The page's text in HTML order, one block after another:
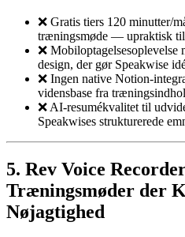
❌ Gratis tiers 120 minutter/
træningsmøde — upraktisk
❌ Mobiloptagelsesoplevelse
design, der gør Speakwise
❌ Ingen native Notion-
vidensbase fra
❌ AI-resumékvalitet til
Speakwises strukturerede
5. Rev Voice
Træningsmøder der
Nøjagtighed